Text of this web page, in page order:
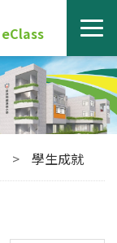
eClass
> 學生成就